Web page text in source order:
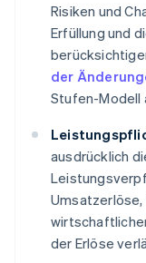
Risiken und
Erfüllung und
der
Stufen-Modell
ausdrücklich
Umsatzerlöse,
der Erlöse